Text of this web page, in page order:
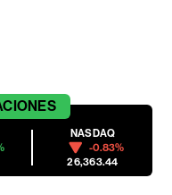
NASDAQ
-0.83%
26,363.44